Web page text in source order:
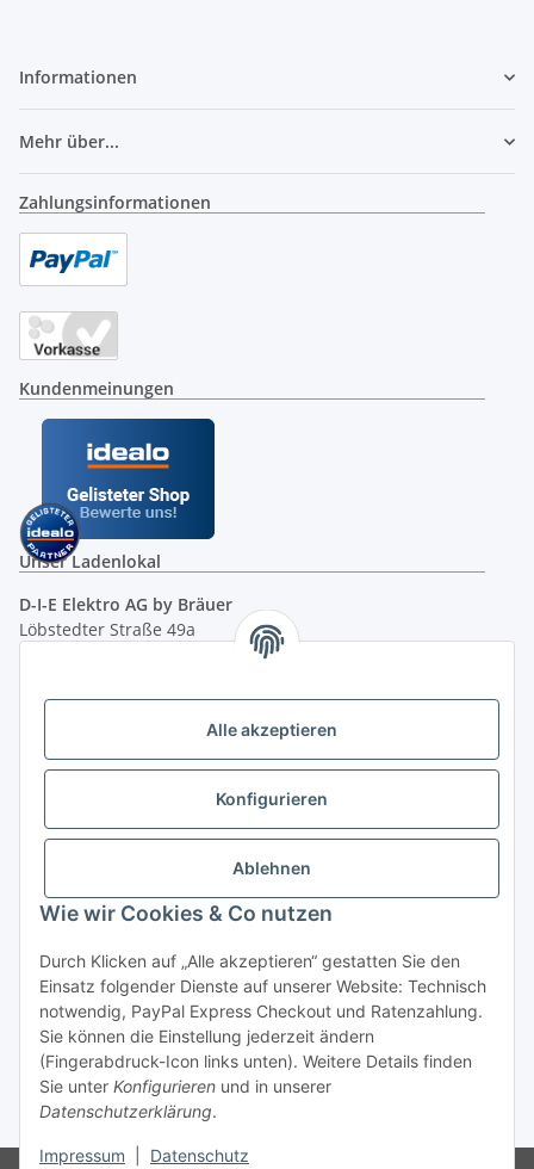
Alle akzeptieren
Konfigurieren
Ablehnen
Wie wir Cookies & Co nutzen
Durch Klicken auf „Alle akzeptieren“ gestatten Sie den
Einsatz folgender Dienste auf unserer Website: Technisch
notwendig, PayPal Express Checkout und Ratenzahlung.
Sie können die Einstellung jederzeit ändern
(Fingerabdruck-Icon links unten). Weitere Details finden
Sie unter Konfigurieren und in unserer
Datenschutzerklärung.
Impressum Datenschutz
Informationen
Mehr über...
Zahlungsinformationen
Kundenmeinungen
Unser Ladenlokal
D-I-E Elektro AG by Bräuer
Löbstedter Straße 49a
( siehe Google-Maps )
Öffnungszeiten:
10.00 - 18.00 Uhr
Ladenpreis versus Internetpreis
Vertrag widerrufen
05.00 - 21.30 Uhr | Freitag: 05.00 - 18.00 Uhr | Samstag: 09.00
- 12.00 Uhr (0,49€ je angef. Minute) oder per E-Mail über
unserKontaktformular
* Alle Preise inkl. gesetzlicher USt., zzgl.Versand | - ACHTUNG: Bei
Einbaugeräten gilt: Die im Produktbild abgebildete Möbelfront ist nicht im
Lieferumfang enthalten.